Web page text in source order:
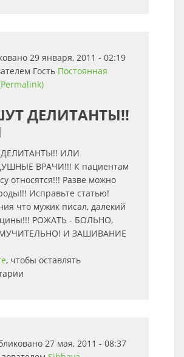
29 января, 2011 - 02:19
Гость Постоянная
ДЕЛИТАНТЫ!!
ИЛИ
ВРАЧИ!!! К пациентам
относятся!!! Разве можно
Исправьте статью!
что мужик писал, далекий
РОЖАТЬ - БОЛЬНО,
И ЗАШИВАНИЕ
, чтобы оставлять
27 мая, 2011 - 08:37